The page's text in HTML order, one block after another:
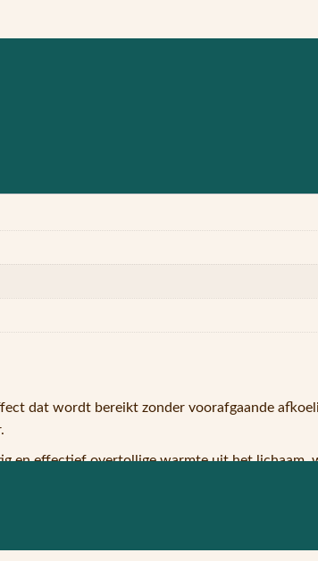
dat wordt bereikt zonder voorafgaande
en effectief overtollige warmte uit het lichaam,